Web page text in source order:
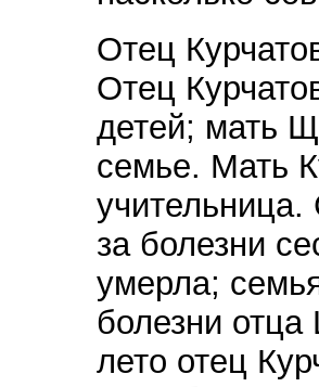
Отец
Отец
детей; мать
семье. Мать
за болезни
умерла;
болезни
лето отец